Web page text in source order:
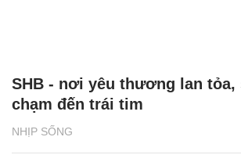
NHỊP SỐNG
SHB - nơi yêu thương lan tỏa,
chạm đến trái tim